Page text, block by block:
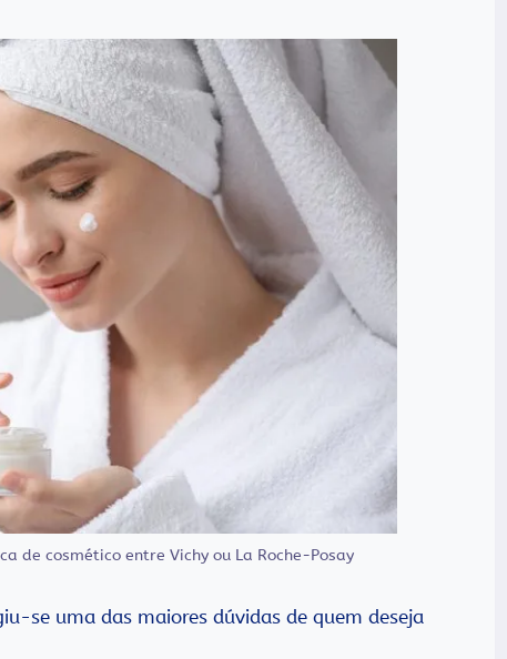
de cosmético entre Vichy ou La Roche-Posay
se uma das maiores dúvidas de quem deseja